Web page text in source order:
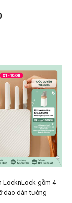
từ
330 Mm, Bằng
Knife Dài
Bộ dao 5 món
Thêmn Bộ
LocknLock gồm 4
dao dán tường